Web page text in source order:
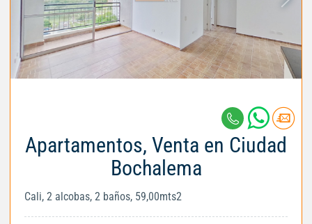
Apartamentos, Venta en Ciudad
Bochalema
Cali, 2 alcobas, 2 baños, 59,00mts2